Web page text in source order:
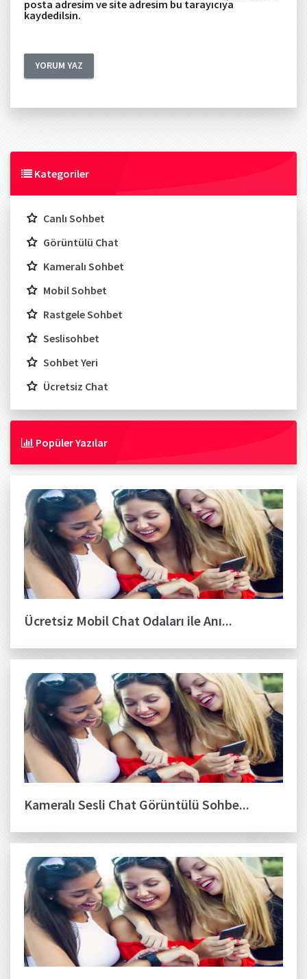
posta adresim ve site adresim bu tarayıcıya
kaydedilsin.
Kategoriler
Canlı Sohbet
Görüntülü Chat
Kameralı Sohbet
Mobil Sohbet
Rastgele Sohbet
Seslisohbet
Sohbet Yeri
Ücretsiz Chat
Popüler Yazılar
Ücretsiz Mobil Chat Odaları ile Anı...
Kameralı Sesli Chat Görüntülü Sohbe...